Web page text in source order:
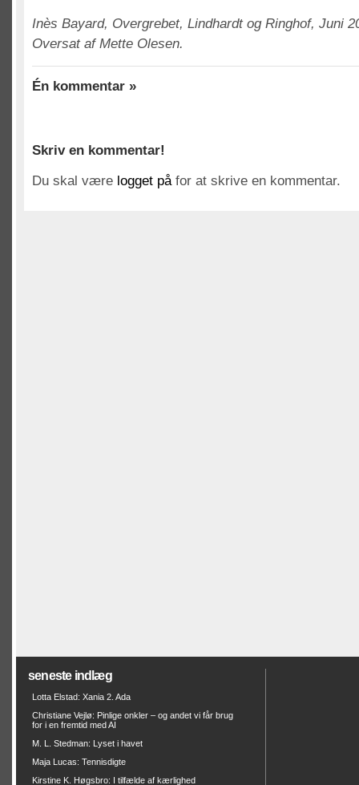
Inès Bayard, Overgrebet, Lindhardt og Ringhof, Juni
Oversat af Mette Olesen.
Én kommentar »
Skriv en kommentar!
Du skal være logget påfor at skrive en kommentar.
seneste indlæg
Lotta Elstad: Xania 2. Ada
Christiane Vejlø: Pinlige onkler – og andet vi får brug
for i en fremtid med AI
M. L. Stedman: Lyset i havet
Maja Lucas: Tennisdigte
Kirstine K. Høgsbro: I tilfælde af kærlighed